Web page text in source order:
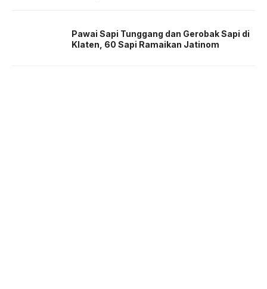
Pawai Sapi Tunggang dan Gerobak Sapi di
Klaten, 60 Sapi Ramaikan Jatinom